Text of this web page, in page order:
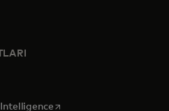
a new tab
opens in a new tab